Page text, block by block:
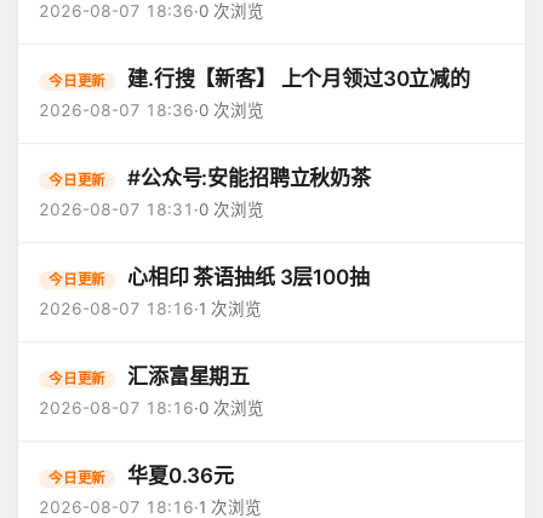
2026-08-07 18:36·0 次浏览
今日更新 建.行搜【新客】 上个月领过30立减的
2026-08-07 18:36·0 次浏览
今日更新 #公众号:安能招聘立秋奶茶
2026-08-07 18:31 ·0 次浏览
今日更新 心相印 茶语抽纸 3层100抽
2026-08-07 18:16·1 次浏览
今日更新 汇添富星期五
2026-08-07 18:16·0 次浏览
今日更新 华夏0.36元
2026-08-07 18:16·1 次浏览